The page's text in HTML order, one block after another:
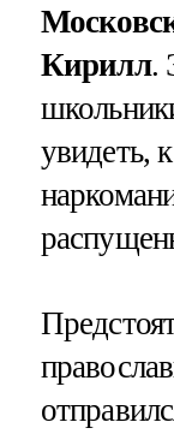
Кирилл.
увидеть,